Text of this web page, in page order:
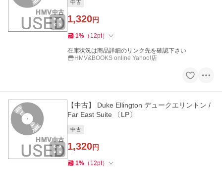
中古
1,320円
1% （ 12pt）
在庫状況は商品詳細のリンク先を確認下さい
HMV&BOOKS online Yahoo!店
【中古】 Duke Ellington デュークエリントン /
Far East Suite 〔LP〕
中古
1,320円
1% （ 12pt）